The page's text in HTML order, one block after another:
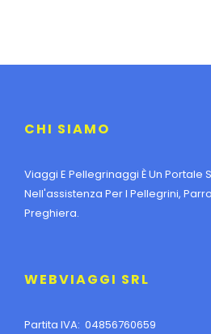
CHI SIAMO
Viaggi E Pellegrinaggi È Un Portale
Nell'assistenza Per I Pellegrini,
Preghiera.
WEBVIAGGI SRL
Partita IVA: 04856760659